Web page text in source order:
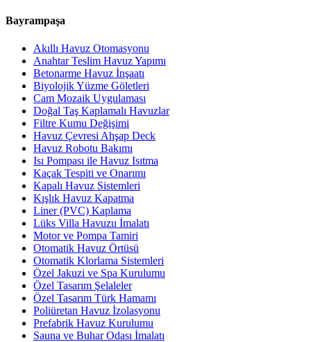
Bayrampaşa
Akıllı Havuz Otomasyonu
Anahtar Teslim Havuz Yapımı
Betonarme Havuz İnşaatı
Biyolojik Yüzme Göletleri
Cam Mozaik Uygulaması
Doğal Taş Kaplamalı Havuzlar
Filtre Kumu Değişimi
Havuz Çevresi Ahşap Deck
Havuz Robotu Bakımı
Isı Pompası ile Havuz Isıtma
Kaçak Tespiti ve Onarımı
Kapalı Havuz Sistemleri
Kışlık Havuz Kapatma
Liner (PVC) Kaplama
Lüks Villa Havuzu İmalatı
Motor ve Pompa Tamiri
Otomatik Havuz Örtüsü
Otomatik Klorlama Sistemleri
Özel Jakuzi ve Spa Kurulumu
Özel Tasarım Şelaleler
Özel Tasarım Türk Hamamı
Poliüretan Havuz İzolasyonu
Prefabrik Havuz Kurulumu
Sauna ve Buhar Odası İmalatı